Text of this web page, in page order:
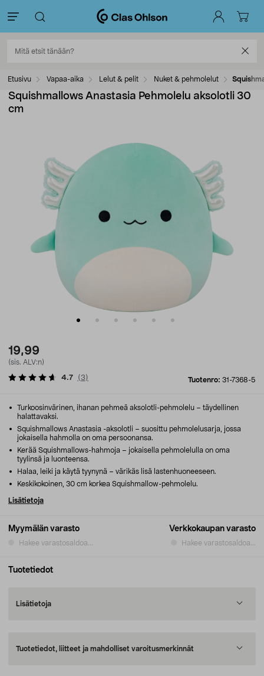
Etusivu Vapaa-aika Lelut & pelit Nuket & pehmolelut
Squishmallows Anastasia Pehmolelu aksolotli 30
cm
19,99
(sis. ALV:n)
Tuotenro: 31-7368-5
4.7 (3)
Myymälän varasto
Hakee varastosaldoa...
Verkkokaupan varasto
Hakee varastosaldoa...
Turkoosinvärinen, ihanan pehmeä aksolotli-pehmolelu – täydellinen
halattavaksi.
Squishmallows Anastasia -aksolotli – suosittu pehmolelusarja, jossa
jokaisella hahmolla on oma persoonansa.
Kerää Squishmallows-hahmoja – jokaisella pehmolelulla on oma
tyylinsä ja luonteensa.
Halaa, leiki ja käytä tyynynä – värikäs lisä lastenhuoneeseen.
Keskikokoinen, 30 cm korkea Squishmallow-pehmolelu.
Lisätietoja
Tuotetiedot
Lisätietoja
Tuotetiedot, liitteet ja mahdolliset varoitusmerkinnät